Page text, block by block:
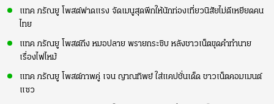
แทค ภรัณยู โพสต์ฟาดแรง จัดเมนูสุดพีกให้นักท่องเที่ยวนิสัยไม่ดีเหยียดคน
ไทย
แทค ภรัณยู โพสต์ถึง หมอปลาย พรายกระซิบ หลังชาวเน็ตขุดคำทำนาย
เรื่องไฟไหม้
แทค ภรัณยู โพสต์ภาพคู่ เจน ญาณทิพย์ ใส่แคปชั่นเด็ด ชาวเน็ตคอมเมนต์
แซว